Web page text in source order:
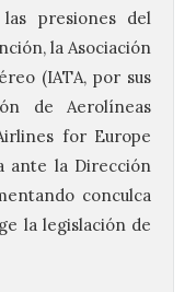
presiones del
la Asociación
(IATA, por sus
de Aerolíneas
for Europe
ante la Dirección
conculca
la legislación de